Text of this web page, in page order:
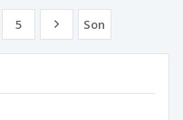
5 Son